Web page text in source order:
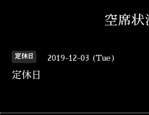
空席状
定休日 2019-12-03 (Tue)
定休日